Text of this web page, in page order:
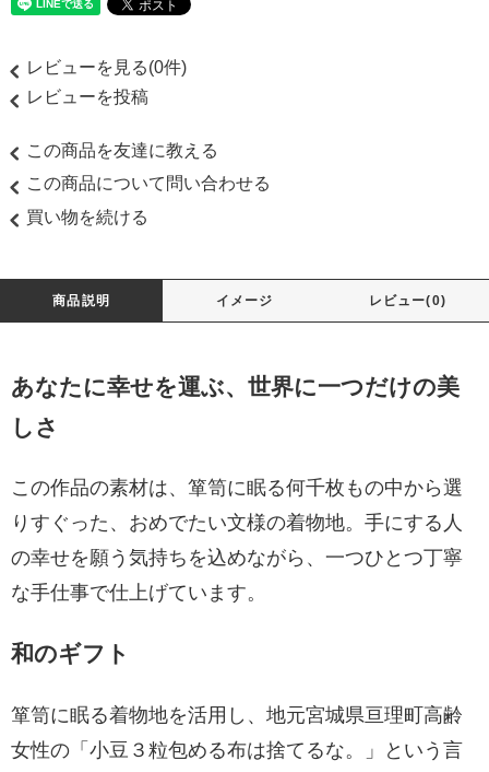
レビューを見る(0件)
レビューを投稿
この商品を友達に教える
この商品について問い合わせる
買い物を続ける
商品説明 イメージ レビュー(0)
あなたに幸せを運ぶ、世界に一つだけの美
しさ
この作品の素材は、箪笥に眠る何千枚もの中から選
りすぐった、おめでたい文様の着物地。手にする人
の幸せを願う気持ちを込めながら、一つひとつ丁寧
な手仕事で仕上げています。
和のギフト
箪笥に眠る着物地を活用し、地元宮城県亘理町高齢
女性の「小豆３粒包める布は捨てるな。」という言